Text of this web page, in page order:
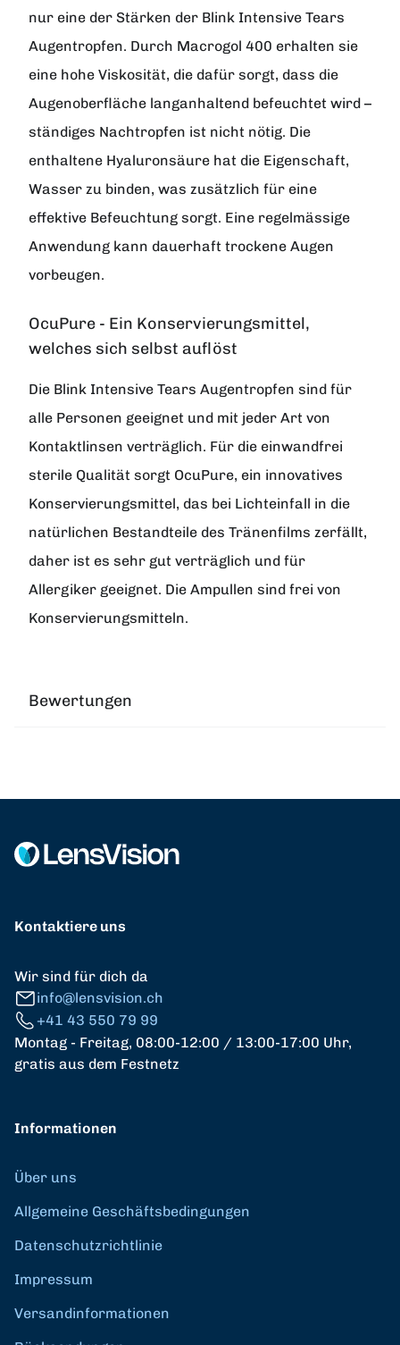
nur eine der Stärken der Blink Intensive Tears
Augentropfen. Durch Macrogol 400 erhalten sie
eine hohe Viskosität, die dafür sorgt, dass die
Augenoberfläche langanhaltend befeuchtet wird –
ständiges Nachtropfen ist nicht nötig. Die
enthaltene Hyaluronsäure hat die Eigenschaft,
Wasser zu binden, was zusätzlich für eine
effektive Befeuchtung sorgt. Eine regelmässige
Anwendung kann dauerhaft trockene Augen
vorbeugen.
OcuPure - Ein Konservierungsmittel,
welches sich selbst auflöst
Die Blink Intensive Tears Augentropfen sind für
alle Personen geeignet und mit jeder Art von
Kontaktlinsen verträglich. Für die einwandfrei
sterile Qualität sorgt OcuPure, ein innovatives
Konservierungsmittel, das bei Lichteinfall in die
natürlichen Bestandteile des Tränenfilms zerfällt,
daher ist es sehr gut verträglich und für
Allergiker geeignet. Die Ampullen sind frei von
Konservierungsmitteln.
Bewertungen
Kontaktiere uns
Wir sind für dich da
info@lensvision.ch
+41 43 550 79 99
Montag - Freitag, 08:00-12:00 / 13:00-17:00 Uhr,
gratis aus dem Festnetz
Informationen
Über uns
Allgemeine Geschäftsbedingungen
Datenschutzrichtlinie
Impressum
Versandinformationen